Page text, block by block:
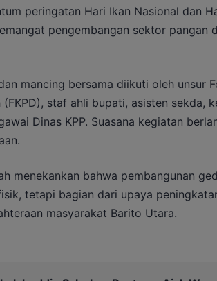
peringatan Hari Ikan Nasional dan
pengembangan sektor pangan
mancing bersama diikuti oleh unsur
(FKPD), staf ahli bupati, asisten sekda,
Dinas KPP. Suasana kegiatan
menekankan bahwa pembangunan
tetapi bagian dari upaya
masyarakat Barito Utara.